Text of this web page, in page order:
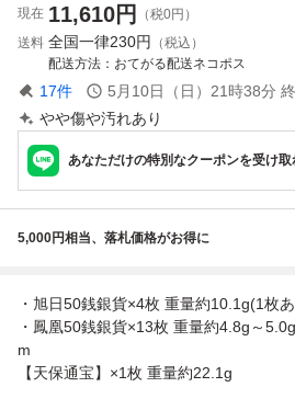
現在 11,610円
（税0円）
送料 全国一律230円
（税込）
配送方法
おてがる配送ネコポス
17件 5月10日（日）21時38分
やや傷や汚れあり
あなただけの特別なクーポンを受け取
5,000円相当、落札価格がお得に
・旭日50銭銀貨×4枚 重量約10.1g(1枚
・鳳凰50銭銀貨×13枚 重量約4.8g～
m
【天保通宝】×1枚 重量約22.1g